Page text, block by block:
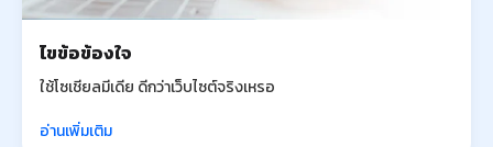
ไขข้อข้องใจ
ใช้โซเชียลมีเดีย ดีกว่าเว็บไซต์จริงเหรอ
อ่านเพิ่มเติม